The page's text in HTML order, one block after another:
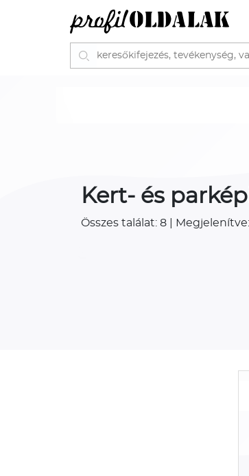
Kert- és
Összes találat: 8 |